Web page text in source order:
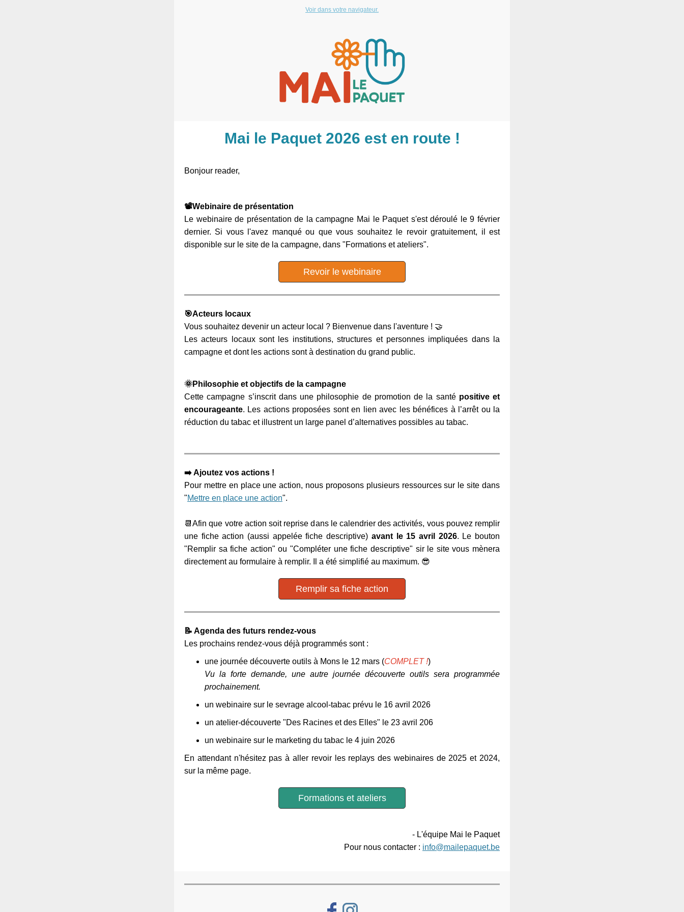
Voir dans votre navigateur.
Mai le Paquet 2026 est en route !
Bonjour reader,
📽️Webinaire de présentation
Le webinaire de présentation de la campagne Mai le Paquet s'est déroulé le 9 février
dernier. Si vous l'avez manqué ou que vous souhaitez le revoir gratuitement, il est
disponible sur le site de la campagne, dans "Formations et ateliers".
Revoir le webinaire
🎯Acteurs locaux
Vous souhaitez devenir un acteur local ? Bienvenue dans l'aventure ! 🤝
Les acteurs locaux sont les institutions, structures et personnes impliquées dans la
campagne et dont les actions sont à destination du grand public.
🌞Philosophie et objectifs de la campagne
Cette campagne s’inscrit dans une philosophie de promotion de la santé positive et
encourageante. Les actions proposées sont en lien avec les bénéfices à l’arrêt ou la
réduction du tabac et illustrent un large panel d’alternatives possibles au tabac.
➡️ Ajoutez vos actions !
Pour mettre en place une action, nous proposons plusieurs ressources sur le site dans
"Mettre en place une action".
📆Afin que votre action soit reprise dans le calendrier des activités, vous pouvez remplir
une fiche action (aussi appelée fiche descriptive) avant le 15 avril 2026. Le bouton
"Remplir sa fiche action" ou "Compléter une fiche descriptive" sir le site vous mènera
directement au formulaire à remplir. Il a été simplifié au maximum. 😎
Remplir sa fiche action
📝 Agenda des futurs rendez-vous
Les prochains rendez-vous déjà programmés sont :
une journée découverte outils à Mons le 12 mars (COMPLET !)
Vu la forte demande, une autre journée découverte outils sera programmée
prochainement.
un webinaire sur le sevrage alcool-tabac prévu le 16 avril 2026
un atelier-découverte "Des Racines et des Elles" le 23 avril 206
un webinaire sur le marketing du tabac le 4 juin 2026
En attendant n'hésitez pas à aller revoir les replays des webinaires de 2025 et 2024,
sur la même page.
Formations et ateliers
- L'équipe Mai le Paquet
Pour nous contacter : info@mailepaquet.be